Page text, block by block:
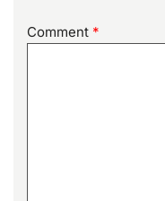
Comment *